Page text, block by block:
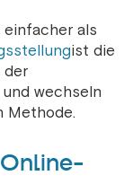
als
ist die
der
wechseln
Methode.